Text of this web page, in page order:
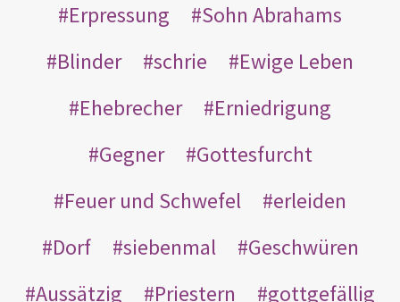
Erpressung
Sohn Abrahams
Blinder
schrie
Ewige Leben
Ehebrecher
Erniedrigung
Gegner
Gottesfurcht
Feuer und Schwefel
erleiden
Dorf
siebenmal
Geschwüren
Aussätzig
Priestern
gottgefällig